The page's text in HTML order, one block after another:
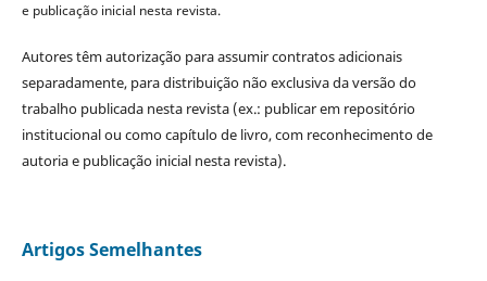
e publicação inicial nesta revista.
Autores têm autorização para assumir contratos adicionais
separadamente, para distribuição não exclusiva da versão do
trabalho publicada nesta revista (ex.: publicar em repositório
institucional ou como capítulo de livro, com reconhecimento de
autoria e publicação inicial nesta revista).
Artigos Semelhantes